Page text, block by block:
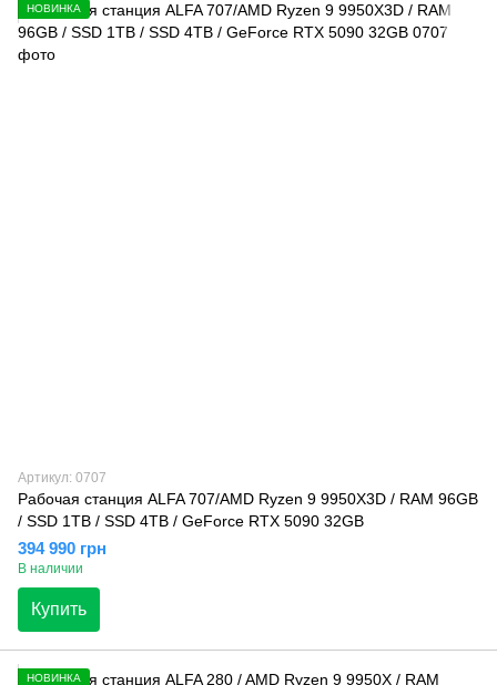
НОВИНКА
Артикул: 0707
Рабочая станция ALFA 707/AMD Ryzen 9 9950X3D / RAM 96GB
/ SSD 1TB / SSD 4TB / GeForce RTX 5090 32GB
394 990 грн
В наличии
Купить
НОВИНКА